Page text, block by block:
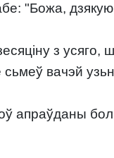
"Божа,
з усяго,
вачэй
апраўданы